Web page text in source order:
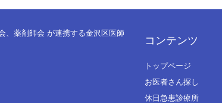
、薬剤師会 が連携する金沢区医師
コンテンツ
トップページ
お医者さん探し
休日急患診療所